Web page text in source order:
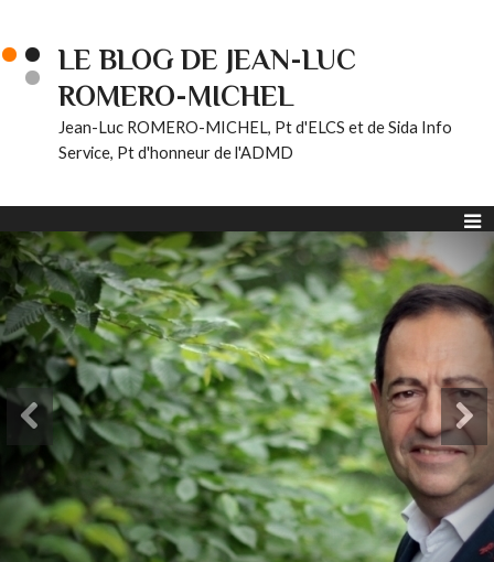
LE BLOG DE JEAN-LUC
ROMERO-MICHEL
Jean-Luc ROMERO-MICHEL, Pt d'ELCS et de Sida Info
Service, Pt d'honneur de l'ADMD